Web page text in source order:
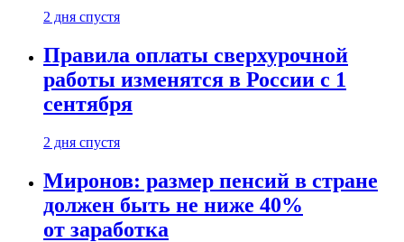
2 дня спустя
Правила оплаты сверхурочной
работы изменятся в России с 1
сентября
2 дня спустя
Миронов: размер пенсий в стране
должен быть не ниже 40%
от заработка